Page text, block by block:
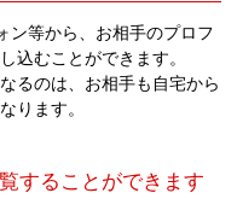
ン等から、お相手のプロフ
込むことができます。
るのは、お相手も自宅から
ります。
することができます